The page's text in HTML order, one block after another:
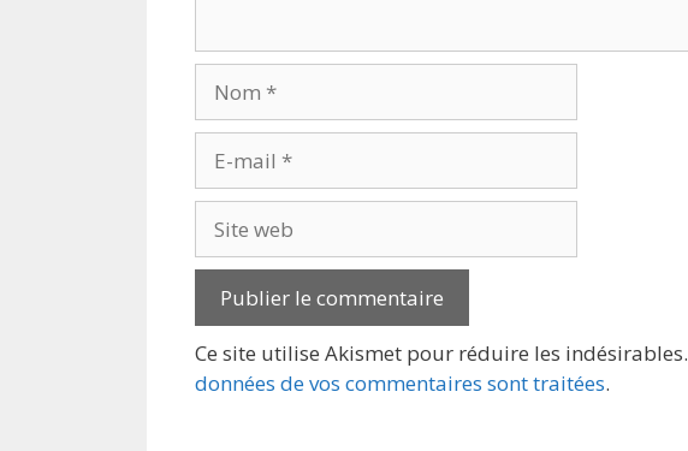
mail
web
Ce site utilise Akismet pour réduire les indésirables.
données de vos commentaires sont traitées.